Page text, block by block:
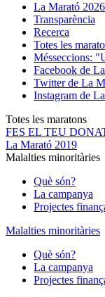
La Marató 2026
Transparència
Recerca
Totes les
Mésseccions:
Facebook de
Twitter de La
Instagram de
Totes les maratons
FES EL TEU
La Marató 2019
Malalties minoritàries
Què són?
La campanya
Projectes
Malalties minoritàries
Què són?
La campanya
Projectes